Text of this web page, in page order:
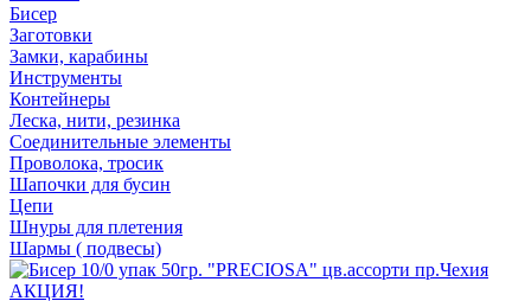
Бисер
Заготовки
Замки, карабины
Инструменты
Контейнеры
Леска, нити, резинка
Соединительные элементы
Проволока, тросик
Шапочки для бусин
Цепи
Шнуры для плетения
Шармы ( подвесы)